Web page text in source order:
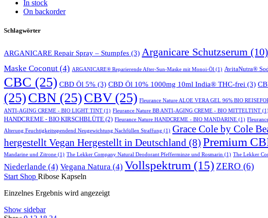
In stock
On backorder
Schlagwörter
ARGANICARE Repair Spray – Stumpfes (3) Arganicare Schutzserum (10)
Maske Coconut (4) ARGANICARE® Reparierende After-Sun-Maske mit Monoi-Öl (1) AvitaNutra®
CBC (25) CBD Öl 5% (3) CBD Öl 10% 1000mg 10ml India® THC-frei (3)
(25)CBN (25)CBV(25) Fleurance Nature ALOE VERA GEL 96% BIO
ANTI-AGING CREME - BIO LIGHT TINT (1) Fleurance Nature BB ANTI-AGING CREME - BIO MITTELTINT
HANDCREME - BIO KIRSCHBLÜTE (2) Fleurance Nature HANDCREME - BIO MANDARINE (1)
Alterung Feuchtigkeitsspendend Neugewichtung Nachfüllen Straffung (1) Grace Cole by Cole
hergestellt Vegan Hergestellt in Deutschland (8) Premium
Mandarine und Zitrone (1) The Lekker Company Natural Deodorant Pfefferminze und Rosmarin (1) The Lekker
Niederlande (4) Vegana Natura (4) Vollspektrum (15) ZERO (6)
Start Shop Ribose Kapseln
Einzelnes Ergebnis wird angezeigt
Show sidebar